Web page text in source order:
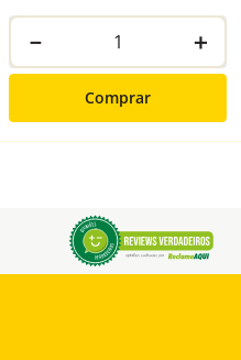
＋
－
Comprar